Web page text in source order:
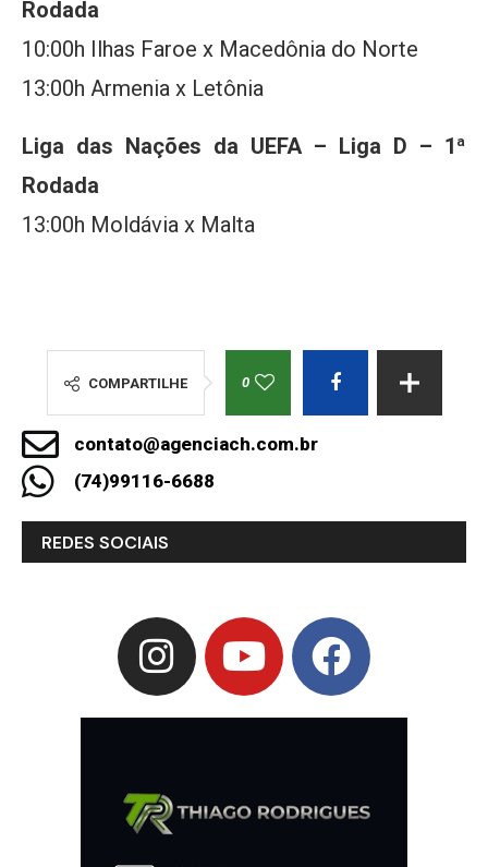
Rodada
10:00h Ilhas Faroe x Macedônia do Norte
13:00h Armenia x Letônia
Liga das Nações da UEFA – Liga D – 1ª
Rodada
13:00h Moldávia x Malta
COMPARTILHE 0
contato@agenciach.com.br
(74)99116-6688
REDES SOCIAIS